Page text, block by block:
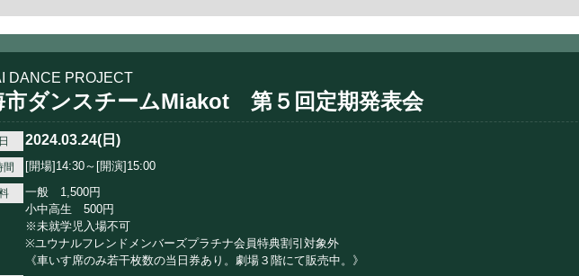
DANCE PROJECT
市ダンスチームMiakot 第５回定期発表会
2024.03.24(日)
間 [開場]14:30～[開演]15:00
一般 1,500円
小中高生 500円
※未就学児入場不可
※ユウナルフレンドメンバーズプラチナ会員特典割引対象外
《車いす席のみ若干枚数の当日券あり。劇場３階にて販売中。》